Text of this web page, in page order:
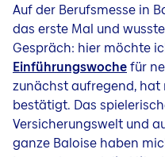
Auf der Berufsmesse in
das erste Mal und
Gespräch: hier möchte
Einführungswochefür
zunächst aufregend,
bestätigt. Das
Versicherungswelt und
ganze Baloise haben